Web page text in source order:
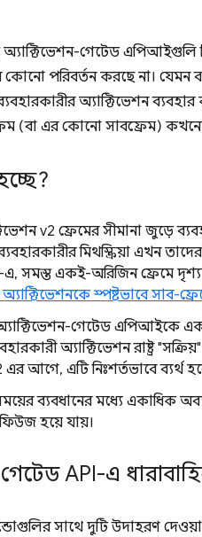
গেটেড এপিআইগুলি
কোনো পরিবর্তন করছে না।
অ্যাক্টিভেশন
(বা এর কোনো সাবফ্রেম) কখনো
v2 ফ্রেমের সীমানা জুড়ে
মিথস্ক্রিয়া এখন
সমস্ত একই-অরিজিন ফ্রেমে
স্পষ্টভাবে সাব-
গেটেড এপিআইকে
অ্যাক্টিভেশন রাষ্ট্র
আগে, এটি নিঃশর্তভাবে ব্যর্থ
ব্যবধানের মধ্যে একাধিক
ফিউজ হয়ে যায়।
API-এ
সাথে দুটি উদাহরণ দেওয়া